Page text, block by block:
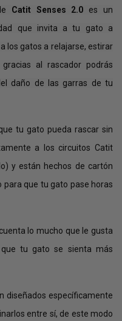
Catit Senses 2.0 es un
que invita a tu gato a
los gatos a relajarse, estirar
al rascador podrás
daño de las garras de tu
tu gato pueda rascar sin
a los circuitos Catit
y están hechos de cartón
que tu gato pase horas
lo mucho que le gusta
tu gato se sienta más
diseñados específicamente
entre sí, de este modo